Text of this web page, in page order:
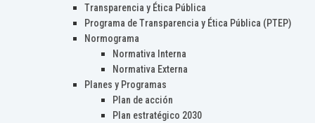
Transparencia y Ética Pública
Programa de Transparencia y Ética Pública (PTEP)
Normograma
Normativa Interna
Normativa Externa
Planes y Programas
Plan de acción
Plan estratégico 2030